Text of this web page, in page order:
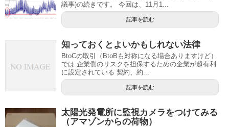
議事)の続きです。 今回は、11月1...
記事を読む
知っておくとよいかもしれない法律
BtoCの取引（BtoBも対称になる場合ありますけど）
では 企業側のリスクを担保するための企業が超有利
に設定されている 契約、約...
記事を読む
太陽光発電所に監視カメラをつけてみる
（アマゾンからの荷物）